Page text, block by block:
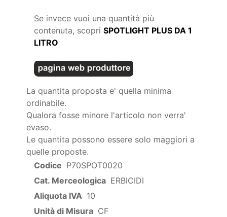
Se invece vuoi una quantità più
contenuta, scopriSPOTLIGHT PLUS DA 1
LITRO
La quantita proposta e' quella minima
ordinabile.
Qualora fosse minore l'articolo non verra'
evaso.
Le quantita possono essere solo maggiori a
quelle proposte.
Codice P70SPOT0020
Cat. Merceologica ERBICIDI
Aliquota IVA 10
Unità di Misura CF